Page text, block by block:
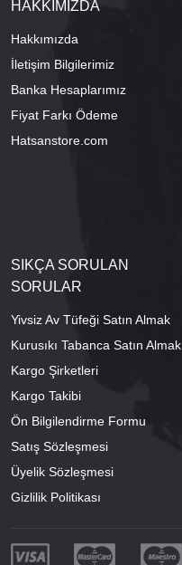
HAKKIMIZDA
Hakkımızda
İletişim Bilgilerimiz
Banka Hesaplarımız
Fiyat Farkı Ödeme
Hatsanstore.com
SIKÇA SORULAN
SORULAR
Yivsiz Av Tüfeği Satın Almak
Kurusıkı Tabanca Satın Almak
Kargo Şirketleri
Kargo Takibi
Ön Bilgilendirme Formu
Satış Sözleşmesi
Üyelik Sözleşmesi
Gizlilik Politikası